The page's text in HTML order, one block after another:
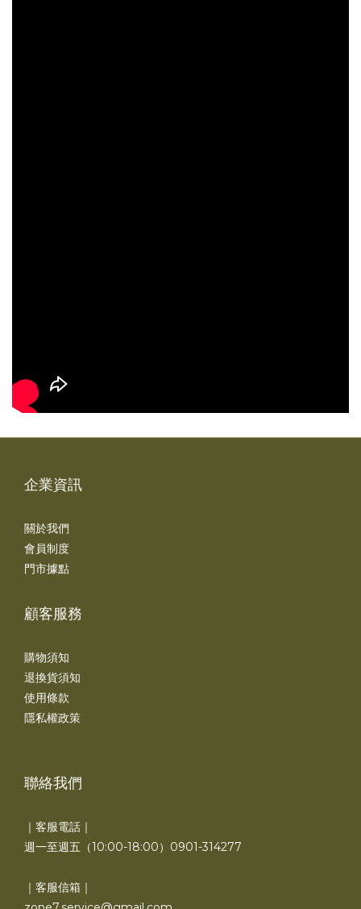
企業資訊
關於我們
會員制度
門市據點
顧客服務
購物須知
退換貨須知
使用條款
隱私權政策
聯絡我們
｜客服電話｜
週一至週五（10:00-18:00）0901-314277
｜客服信箱｜